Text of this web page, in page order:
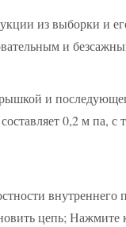
из выборки и
и
и
0,2 м па, с
цепь;